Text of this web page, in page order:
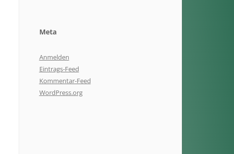
Meta
Anmelden
Eintrags-Feed
Kommentar-Feed
WordPress.org